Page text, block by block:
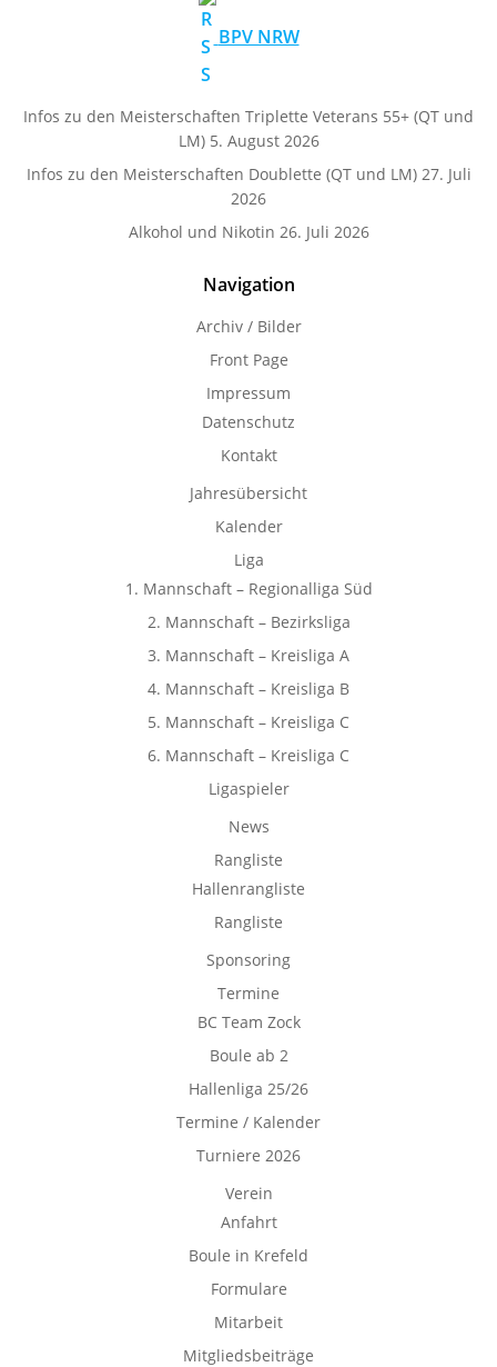
BPV NRW
Infos zu den Meisterschaften Triplette Veterans 55+ (QT und
LM) 5. August 2026
Infos zu den Meisterschaften Doublette (QT und LM) 27. Juli
2026
Alkohol und Nikotin 26. Juli 2026
Navigation
Archiv / Bilder
Front Page
Impressum
Datenschutz
Kontakt
Jahresübersicht
Kalender
Liga
1. Mannschaft – Regionalliga Süd
2. Mannschaft – Bezirksliga
3. Mannschaft – Kreisliga A
4. Mannschaft – Kreisliga B
5. Mannschaft – Kreisliga C
6. Mannschaft – Kreisliga C
Ligaspieler
News
Rangliste
Hallenrangliste
Rangliste
Sponsoring
Termine
BC Team Zock
Boule ab 2
Hallenliga 25/26
Termine / Kalender
Turniere 2026
Verein
Anfahrt
Boule in Krefeld
Formulare
Mitarbeit
Mitgliedsbeiträge